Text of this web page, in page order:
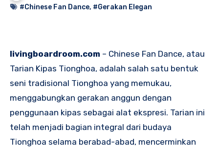
#Chinese Fan Dance, #Gerakan Elegan
livingboardroom.com – Chinese Fan Dance, atau
Tarian Kipas Tionghoa, adalah salah satu bentuk
seni tradisional Tionghoa yang memukau,
menggabungkan gerakan anggun dengan
penggunaan kipas sebagai alat ekspresi. Tarian ini
telah menjadi bagian integral dari budaya
Tionghoa selama berabad-abad, mencerminkan